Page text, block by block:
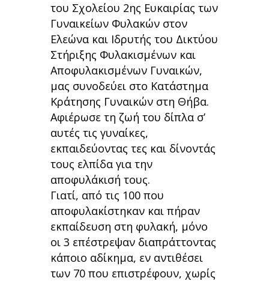
του Σχολείου 2ης Ευκαιρίας των
Γυναικείων Φυλακών στον
Ελεώνα και Ιδρυτής του Δικτύου
Στήριξης Φυλακισμένων και
Αποφυλακισμένων Γυναικών,
μας συνοδεύει στο Κατάστημα
Κράτησης Γυναικών στη Θήβα.
Αφιέρωσε τη ζωή του δίπλα σ’
αυτές τις γυναίκες,
εκπαιδεύοντας τες και δίνοντάς
τους ελπίδα για την
αποφυλάκισή τους.
Γιατί, από τις 100 που
αποφυλακίστηκαν και πήραν
εκπαίδευση στη φυλακή, μόνο
οι 3 επέστρεψαν διαπράττοντας
κάποιο αδίκημα, εν αντιθέσει
των 70 που επιστρέφουν, χωρίς